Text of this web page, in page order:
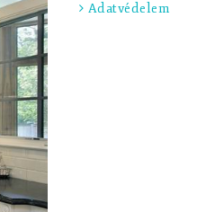
Adatvédelem